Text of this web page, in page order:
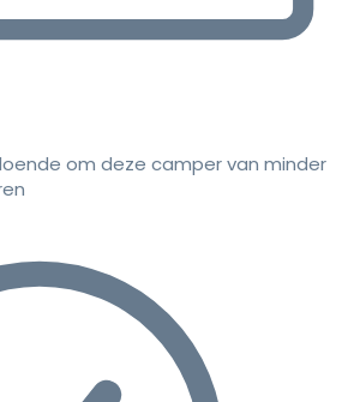
om deze camper van minder